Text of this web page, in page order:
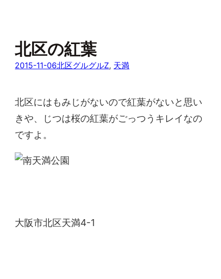
北区の紅葉
2015-11-06北区グルグルZ, 天満
北区にはもみじがないので紅葉がないと思い
きや、じつは桜の紅葉がごっつうキレイなの
ですよ。
大阪市北区天満4-1